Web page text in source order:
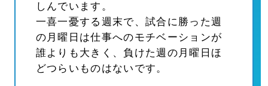
しんでいます。
一喜一憂する週末で、試合に勝った週
の月曜日は仕事へのモチベーションが
誰よりも大きく、負けた週の月曜日ほ
どつらいものはないです。